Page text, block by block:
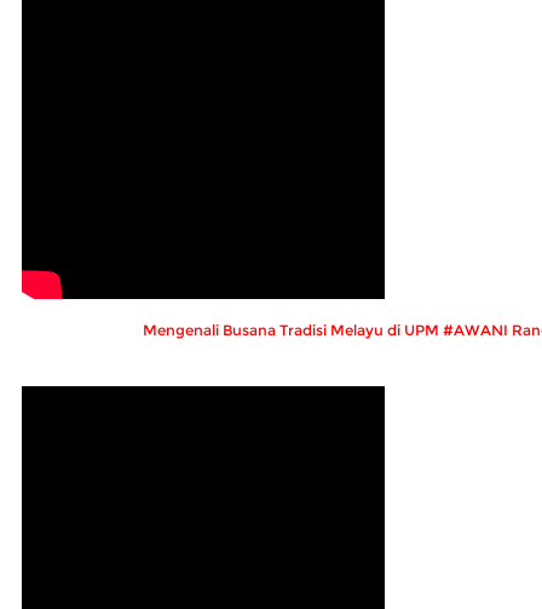
Mengenali Busana Tradisi Melayu di UPM #AWANI